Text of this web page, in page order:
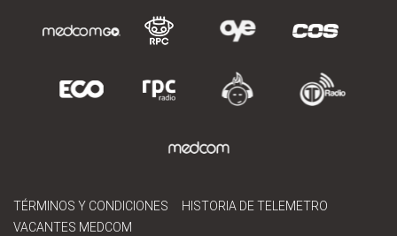
TÉRMINOS Y CONDICIONES
HISTORIA DE TELEMETRO
VACANTES MEDCOM